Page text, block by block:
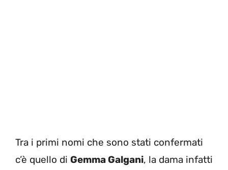
Tra i primi nomi che sono stati confermati
c’è quello di Gemma Galgani, la dama infatti